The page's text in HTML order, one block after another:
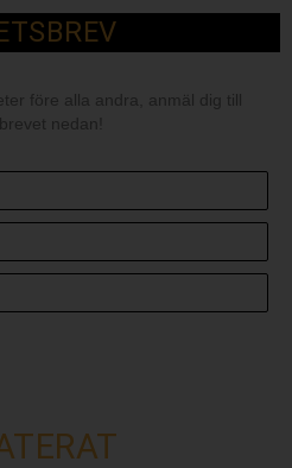
före alla andra, anmäl dig till
nedan!